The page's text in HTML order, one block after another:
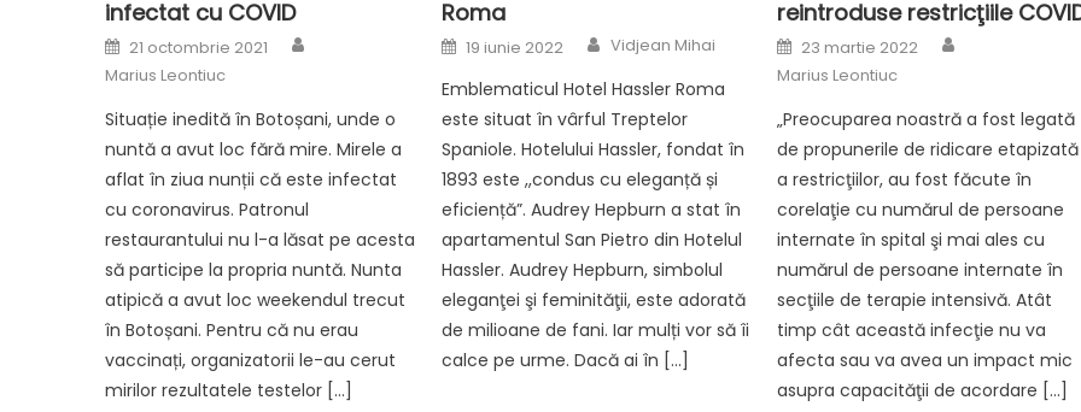
infectat cu COVID
Posted
on
21 octombrie 2021
Marius Leontiuc
Situație inedită în Botoșani, unde o
nuntă a avut loc fără mire. Mirele a
aflat în ziua nunții că este infectat
cu coronavirus. Patronul
restaurantului nu l-a lăsat pe acesta
să participe la propria nuntă. Nunta
atipică a avut loc weekendul trecut
în Botoșani. Pentru că nu erau
vaccinați, organizatorii le-au cerut
mirilor rezultatele testelor […]
Roma
Posted
on
19 iunie 2022 Author
Vidjean Mihai
Emblematicul Hotel Hassler Roma
este situat în vârful Treptelor
Spaniole. Hotelului Hassler, fondat în
1893 este ,,condus cu eleganță și
eficiență”. Audrey Hepburn a stat în
apartamentul San Pietro din Hotelul
Hassler. Audrey Hepburn, simbolul
eleganţei şi feminităţii, este adorată
de milioane de fani. Iar mulți vor să îi
calce pe urme. Dacă ai în […]
reintroduse restricţiile
Posted
on
23 martie 2022
Marius Leontiuc
„Preocuparea noastră a fost legată
de propunerile de ridicare etapizată
a restricţiilor, au fost făcute în
corelaţie cu numărul de persoane
internate în spital şi mai ales cu
numărul de persoane internate în
secţiile de terapie intensivă. Atât
timp cât această infecţie nu va
afecta sau va avea un impact mic
asupra capacităţii de acordare […]